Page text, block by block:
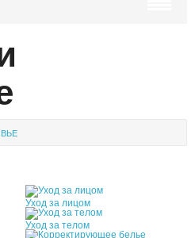
Уход за лицом
Уход за телом